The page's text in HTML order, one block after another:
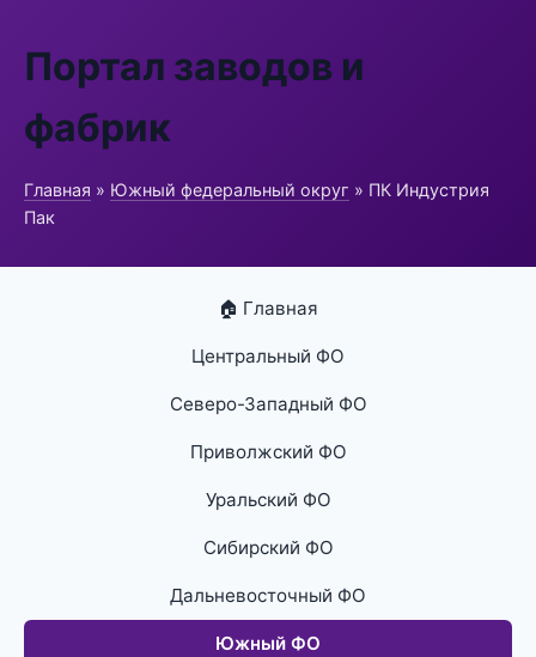
Портал заводов и
фабрик
Главная » Южный федеральный округ » ПК Индустрия
Пак
🏠 Главная
Центральный ФО
Северо-Западный ФО
Приволжский ФО
Уральский ФО
Сибирский ФО
Дальневосточный ФО
Южный ФО